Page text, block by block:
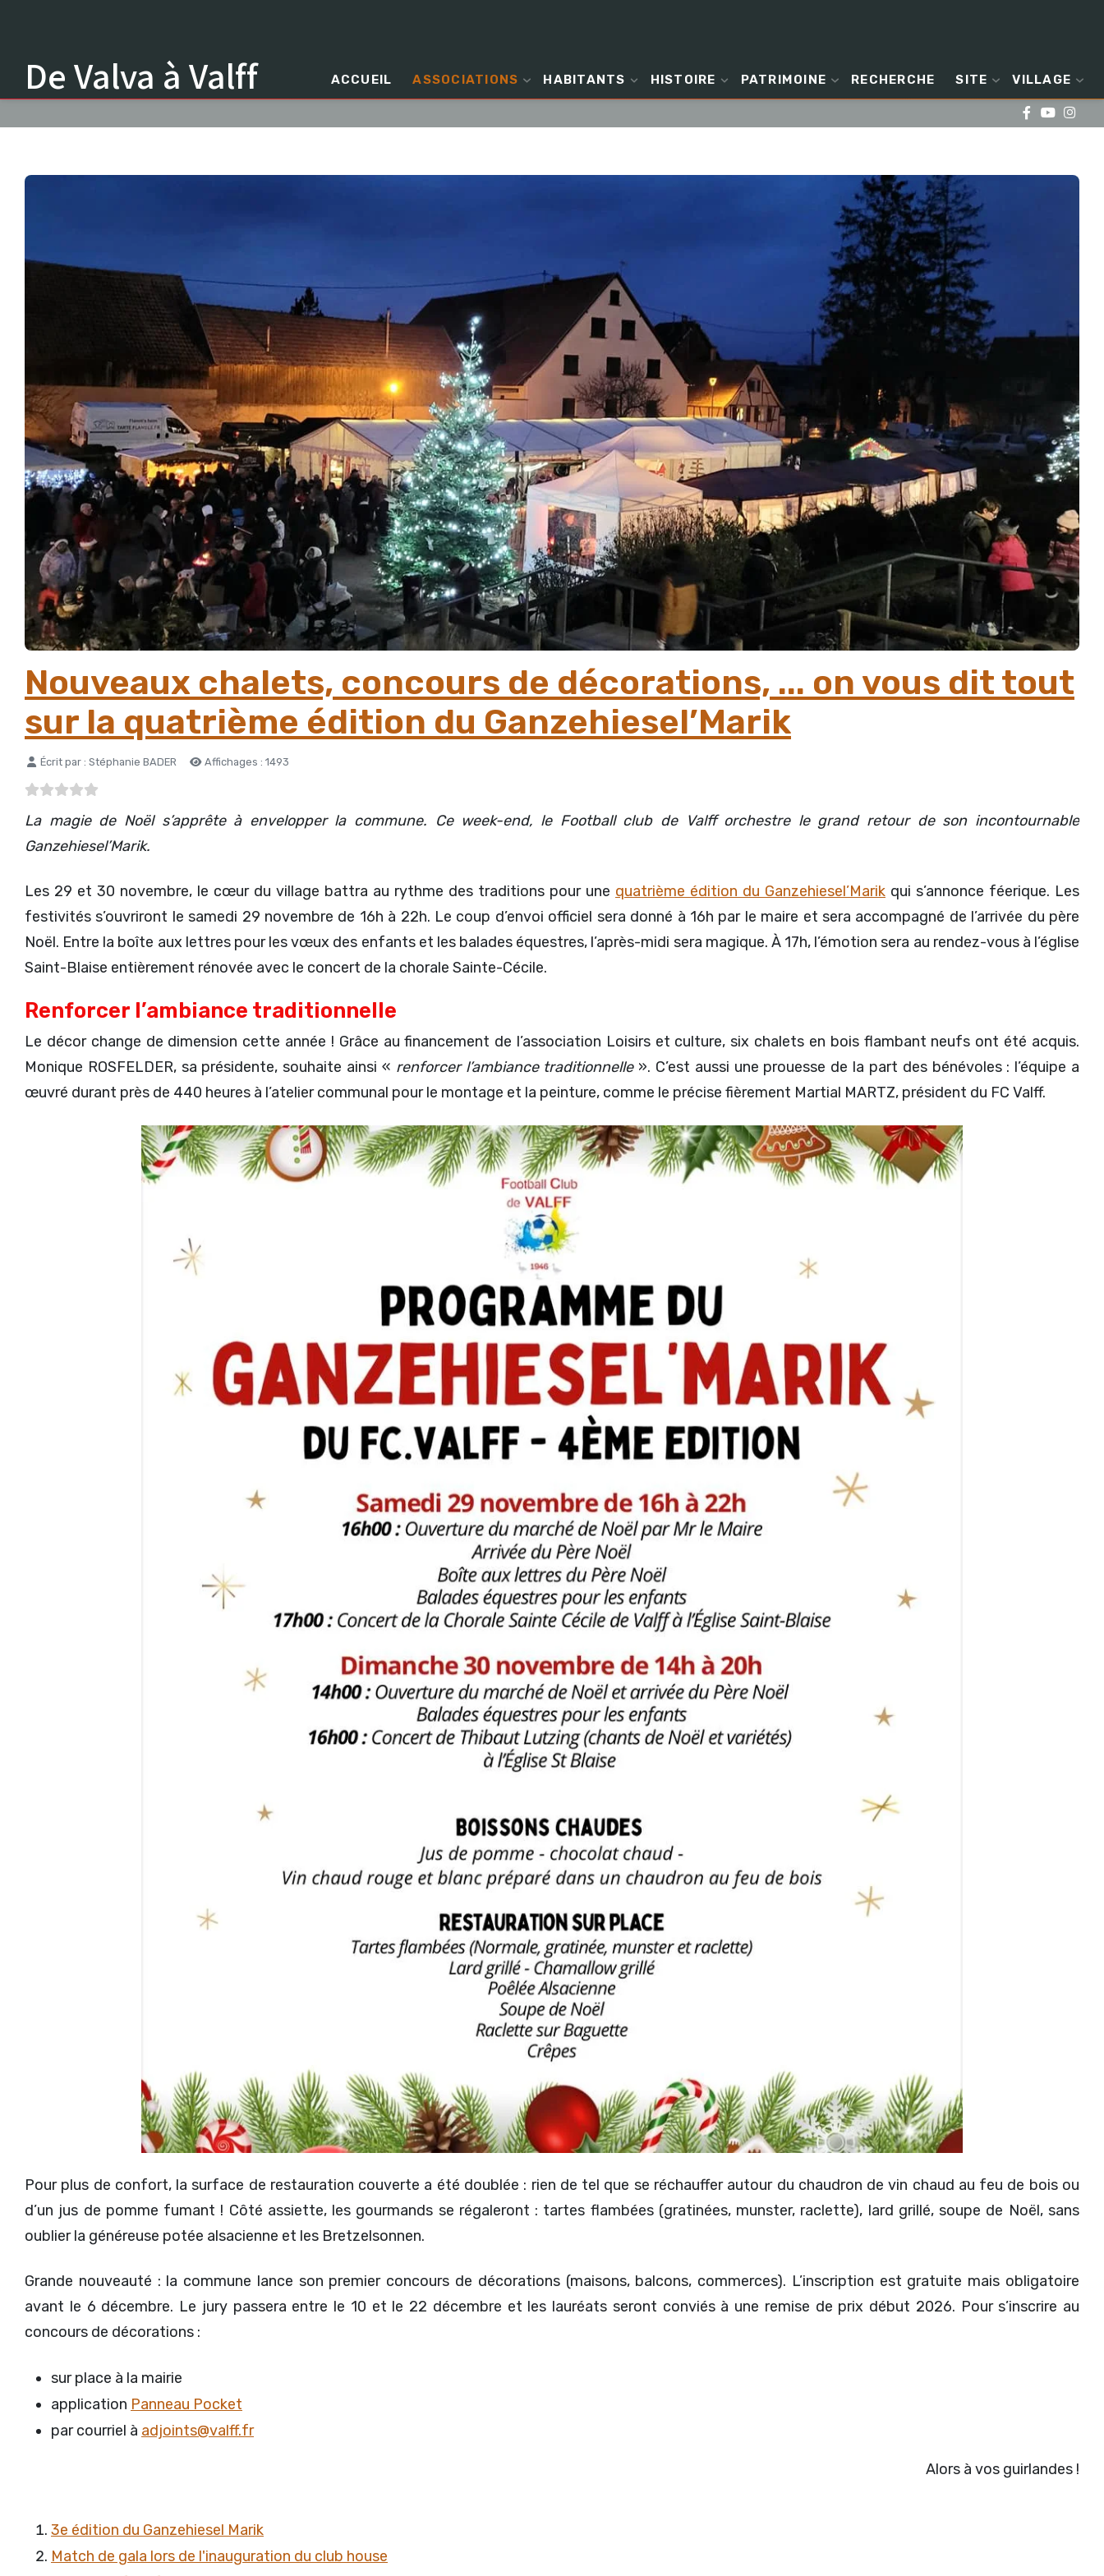
De Valva à Valff ACCUEIL ASSOCIATIONS HABITANTS HISTOIRE PATRIMOINE RECHERCHE SITE VILLAGE
Nouveaux chalets, concours de décorations, ... on vous dit tout
sur la quatrième édition du Ganzehiesel’Marik
Détails
Écrit par : Stéphanie BADER Affichages : 1493
La magie de Noël s’apprête à envelopper la commune. Ce week-end, le Football club de Valff orchestre le grand retour de son incontournable
Ganzehiesel’Marik.
Les 29 et 30 novembre, le cœur du village battra au rythme des traditions pour une quatrième édition du Ganzehiesel’Marik qui s’annonce féerique. Les
festivités s’ouvriront le samedi 29 novembre de 16h à 22h. Le coup d’envoi officiel sera donné à 16h par le maire et sera accompagné de l’arrivée du père
Noël. Entre la boîte aux lettres pour les vœux des enfants et les balades équestres, l’après-midi sera magique. À 17h, l’émotion sera au rendez-vous à l’église
Saint-Blaise entièrement rénovée avec le concert de la chorale Sainte-Cécile.
Renforcer l’ambiance traditionnelle
Le décor change de dimension cette année ! Grâce au financement de l’association Loisirs et culture, six chalets en bois flambant neufs ont été acquis.
Monique ROSFELDER, sa présidente, souhaite ainsi « renforcer l’ambiance traditionnelle ». C’est aussi une prouesse de la part des bénévoles : l’équipe a
œuvré durant près de 440 heures à l’atelier communal pour le montage et la peinture, comme le précise fièrement Martial MARTZ, président du FC Valff.
Pour plus de confort, la surface de restauration couverte a été doublée : rien de tel que se réchauffer autour du chaudron de vin chaud au feu de bois ou
d’un jus de pomme fumant ! Côté assiette, les gourmands se régaleront : tartes flambées (gratinées, munster, raclette), lard grillé, soupe de Noël, sans
oublier la généreuse potée alsacienne et les Bretzelsonnen.
Grande nouveauté : la commune lance son premier concours de décorations (maisons, balcons, commerces). L’inscription est gratuite mais obligatoire
avant le 6 décembre. Le jury passera entre le 10 et le 22 décembre et les lauréats seront conviés à une remise de prix début 2026. Pour s’inscrire au
concours de décorations :
sur place à la mairie
application Panneau Pocket
par courriel à adjoints@valff.fr
Alors à vos guirlandes !
3e édition du Ganzehiesel Marik
Match de gala lors de l'inauguration du club house